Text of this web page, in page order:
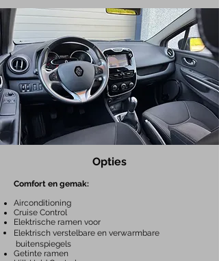
Opties
Comfort en gemak:
Airconditioning
Cruise Control
Elektrische ramen voor
Elektrisch verstelbare en verwarmbare
buitenspiegels
Getinte ramen